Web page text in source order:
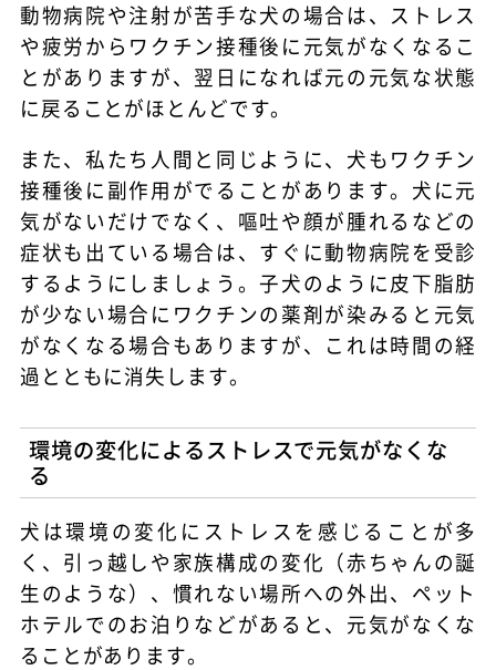
動物病院や注射が苦手な犬の場合は、ストレス
や疲労からワクチン接種後に元気がなくなるこ
とがありますが、翌日になれば元の元気な状態
に戻ることがほとんどです。
また、私たち人間と同じように、犬もワクチン
接種後に副作用がでることがあります。犬に元
気がないだけでなく、嘔吐や顔が腫れるなどの
症状も出ている場合は、すぐに動物病院を受診
するようにしましょう。子犬のように皮下脂肪
が少ない場合にワクチンの薬剤が染みると元気
がなくなる場合もありますが、これは時間の経
過とともに消失します。
環境の変化によるストレスで元気がなくな
る
犬は環境の変化にストレスを感じることが多
く、引っ越しや家族構成の変化（赤ちゃんの誕
生のような）、慣れない場所への外出、ペット
ホテルでのお泊りなどがあると、元気がなくな
ることがあります。